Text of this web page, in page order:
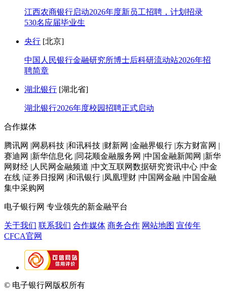
江西农商银行启动2026年度新员工招聘，计划招录
530名应届毕业生
央行 [北京]
中国人民银行金融研究所博士后科研流动站2026年招
聘简章
湖北银行 [湖北省]
湖北银行2026年度校园招聘正式启动
合作媒体
腾讯网 |网易科技 |和讯科技 |财新网 |金融界银行 |东方财富网 |
赛迪网 |新华信息化 |同花顺金融服务网 |中国金融新闻网 |新华
网财经 |人民网金融频道 |中文互联网数据研究资讯中心 |中金
在线 |证券日报网 |和讯银行 |凤凰理财 |中国网金融 |中国金融
集中采购网
电子银行网 专业领先的新金融平台
关于我们 联系我们 合作媒体 商务合作 网站地图 宣传年
CFCA官网
© 电子银行网版权所有